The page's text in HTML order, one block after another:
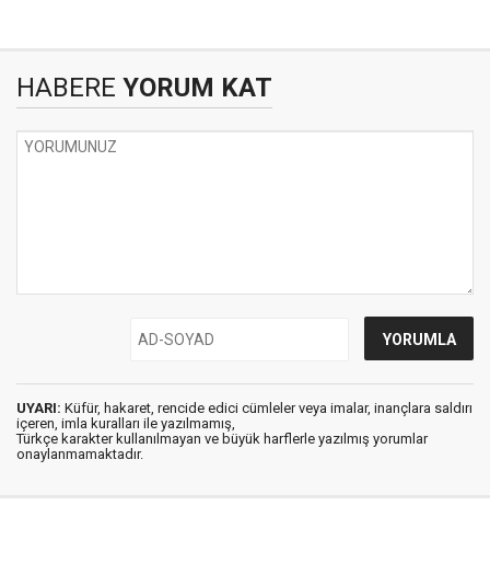
HABERE YORUM KAT
UYARI: Küfür, hakaret, rencide edici cümleler veya imalar, inançlara saldırı
içeren, imla kuralları ile yazılmamış,
Türkçe karakter kullanılmayan ve büyük harflerle yazılmış yorumlar
onaylanmamaktadır.